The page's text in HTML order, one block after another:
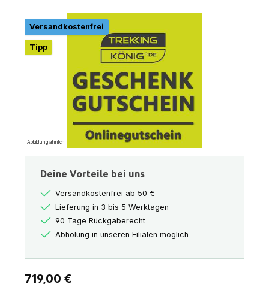
Bildergalerie überspringen
Versandkostenfrei
Tipp
Abbildung ähnlich
Deine Vorteile bei uns
Versandkostenfrei ab 50 €
Lieferung in 3 bis 5 Werktagen
90 Tage Rückgaberecht
Abholung in unseren Filialen möglich
Regulärer Preis:
719,00 €